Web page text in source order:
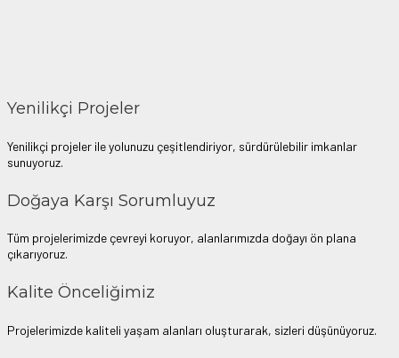
Yenilikçi Projeler
Yenilikçi projeler ile yolunuzu çeşitlendiriyor, sürdürülebilir imkanlar
sunuyoruz.
Doğaya Karşı Sorumluyuz
Tüm projelerimizde çevreyi koruyor, alanlarımızda doğayı ön plana
çıkarıyoruz.
Kalite Önceliğimiz
Projelerimizde kaliteli yaşam alanları oluşturarak, sizleri düşünüyoruz.